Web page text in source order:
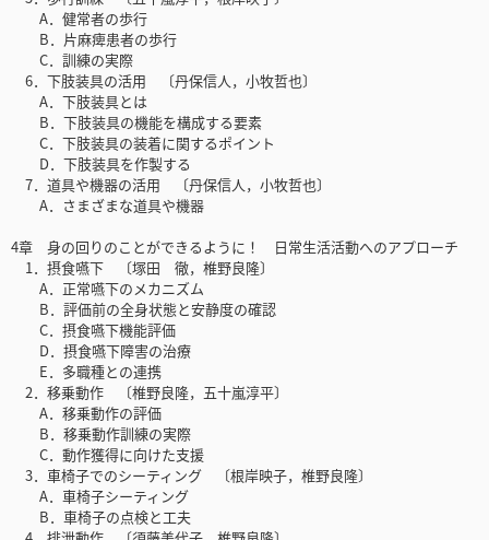
A．健常者の歩行
B．片麻痺患者の歩行
C．訓練の実際
6．下肢装具の活用 〔丹保信人，小牧哲也〕
A．下肢装具とは
B．下肢装具の機能を構成する要素
C．下肢装具の装着に関するポイント
D．下肢装具を作製する
7．道具や機器の活用 〔丹保信人，小牧哲也〕
A．さまざまな道具や機器
4章 身の回りのことができるように！ 日常生活活動へのアプローチ
1．摂食嚥下 〔塚田 徹，椎野良隆〕
A．正常嚥下のメカニズム
B．評価前の全身状態と安静度の確認
C．摂食嚥下機能評価
D．摂食嚥下障害の治療
E．多職種との連携
2．移乗動作 〔椎野良隆，五十嵐淳平〕
A．移乗動作の評価
B．移乗動作訓練の実際
C．動作獲得に向けた支援
3．車椅子でのシーティング 〔根岸映子，椎野良隆〕
A．車椅子シーティング
B．車椅子の点検と工夫